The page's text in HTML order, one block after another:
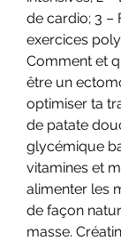
de cardio; 3 –
exercices
Comment et
être un
optimiser ta
de patate
glycémique
vitamines et
alimenter les
de façon
masse.